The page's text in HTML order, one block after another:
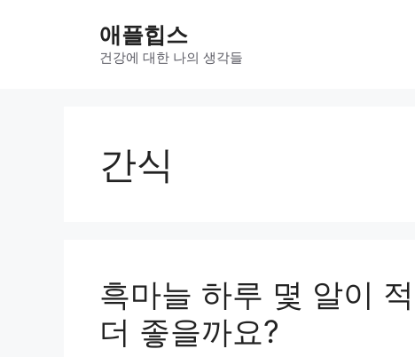
애플힙스
건강에 대한 나의 생각들
간식
흑마늘 하루 몇 알이
더 좋을까요?